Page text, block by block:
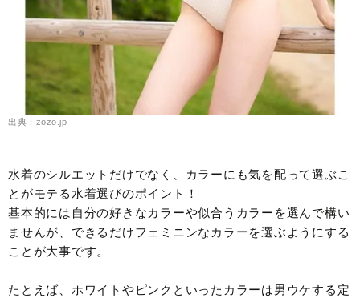
出典：zozo.jp
水着のシルエットだけでなく、カラーにも気を配って選ぶこ
とがモテる水着選びのポイント！
基本的には自分の好きなカラーや似合うカラーを選んで構い
ませんが、できるだけフェミニンなカラーを選ぶようにする
ことが大事です。
たとえば、ホワイトやピンクといったカラーは男ウケする定